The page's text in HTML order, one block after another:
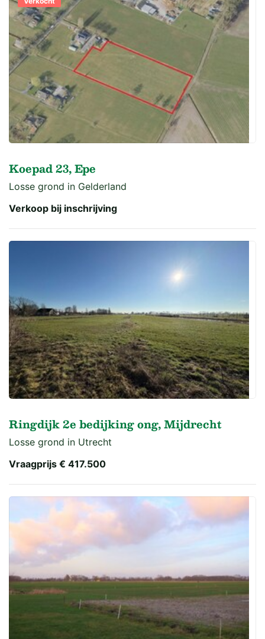
Koepad 23, Epe
Losse grond in Gelderland
Verkoop bij inschrijving
Ringdijk 2e bedijking ong, Mijdrecht
Losse grond in Utrecht
Vraagprijs € 417.500